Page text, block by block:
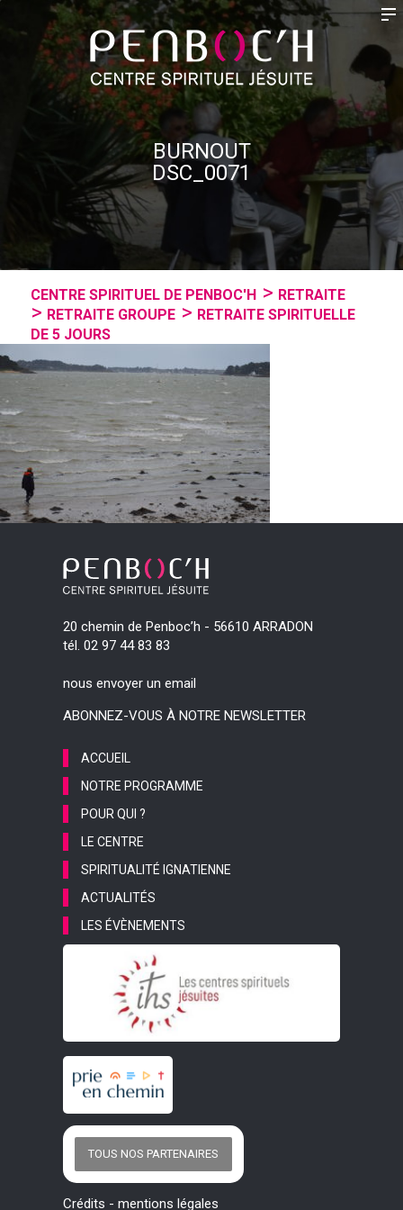
BURNOUT
DSC_0071
CENTRE SPIRITUEL DE PENBOC'H
RETRAITE
RETRAITE GROUPE
RETRAITE SPIRITUELLE
DE 5 JOURS
20 chemin de Penboc’h - 56610 ARRADON
tél. 02 97 44 83 83
nous envoyer un email
ABONNEZ-VOUS À NOTRE NEWSLETTER
ACCUEIL
NOTRE PROGRAMME
POUR QUI ?
LE CENTRE
SPIRITUALITÉ IGNATIENNE
ACTUALITÉS
LES ÉVÈNEMENTS
TOUS NOS PARTENAIRES
Crédits - mentions légales